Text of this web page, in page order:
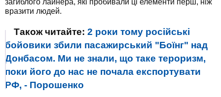
загиблого лайнера, які пробивали ці елементи перш, ніж
вразити людей.
Також читайте: 2 роки тому російські
бойовики збили пасажирський "Боїнг" над
Донбасом. Ми не знали, що таке тероризм,
поки його до нас не почала експортувати
РФ, - Порошенко